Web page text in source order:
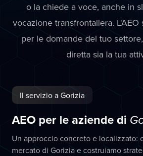
o la chiede a voce, anche in
vocazione transfrontaliera.
per le domande del tuo
diretta sia la tua
Il servizio a Gorizia
AEO per le aziende di
Un approccio concreto e localizzato:
mercato di Gorizia e costruiamo